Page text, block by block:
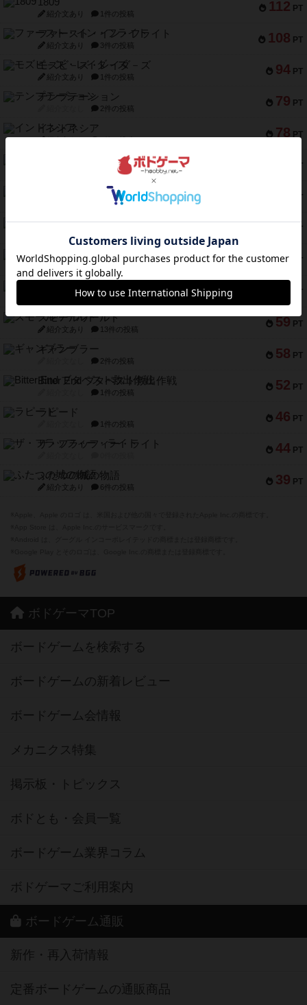
112 PT
紹介文あり 1件の投稿
108 PT
ファースト・イン・フライト
紹介文あり 3件の投稿
94 PT
モズビ－ズ・レイダ－ズ
紹介文あり 1件の投稿
79 PT
テンプテーション
2件の投稿
78 PT
インドネシア
紹介文あり 2件の投稿
PT
8件の投稿
PT
リスボン・トラム 28
9件の投稿
73 PT
アマナイト
66 PT
ブラヴェスト
紹介文なし 1件の投稿
PT
紹介文なし 1件の投稿
59 PT
スモールワールド
紹介文あり 13件の投稿
58 PT
ギャンブラー
2件の投稿
52 PT
Bitter End ブタペスト救出作戦
1件の投稿
46 PT
ラピード
1件の投稿
44 PT
ザ・フラッフィー・ライト
39 PT
ふたつの城の物語
紹介文あり 6件の投稿
ボドゲーマTOP
ボードゲームを検索する
ボードゲームの新着レビュー
ボードゲーム会情報
メカニクス特集
掲示板・トピックス
ボドとも・会員一覧
ボードゲーム業界コラム
ボドゲーマご利用案内
ボードゲーム通販
新作・再入荷情報
定番ボードゲームの通販商品